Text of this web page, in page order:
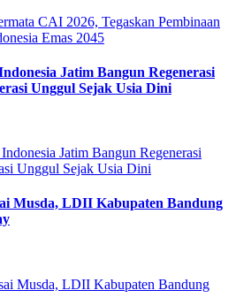
Jatim Bangun Regenerasi
Unggul Sejak Usia Dini
Musda, LDII Kabupaten Bandung